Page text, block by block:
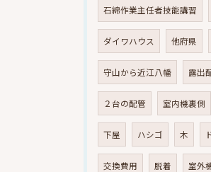
石綿作業主任者技能講習
ダイワハウス 他府県
守山から近江八幡 露出
２台の配管 室内機裏側
下屋 ハシゴ 木
交換費用 脱着 室外